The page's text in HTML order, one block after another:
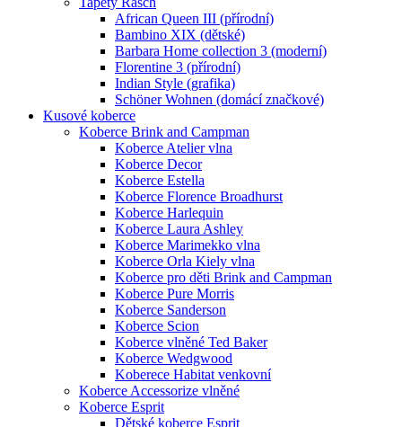
African Queen III (přírodní)
Bambino XIX (dětské)
Barbara Home collection 3 (moderní)
Florentine 3 (přírodní)
Indian Style (grafika)
Schöner Wohnen (domácí značkové)
Kusové koberce
Koberce Brink and Campman
Koberce Atelier vlna
Koberce Decor
Koberce Estella
Koberce Florence Broadhurst
Koberce Harlequin
Koberce Laura Ashley
Koberce Marimekko vlna
Koberce Orla Kiely vlna
Koberce pro děti Brink and Campman
Koberce Pure Morris
Koberce Sanderson
Koberce Scion
Koberce vlněné Ted Baker
Koberce Wedgwood
Koberece Habitat venkovní
Koberce Accessorize vlněné
Koberce Esprit
Dětské koberce Esprit